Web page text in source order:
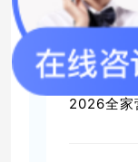
首届中国
2026全家